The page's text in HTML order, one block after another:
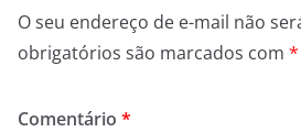
O seu endereço de e-mail não
obrigatórios são marcados com *
Comentário *